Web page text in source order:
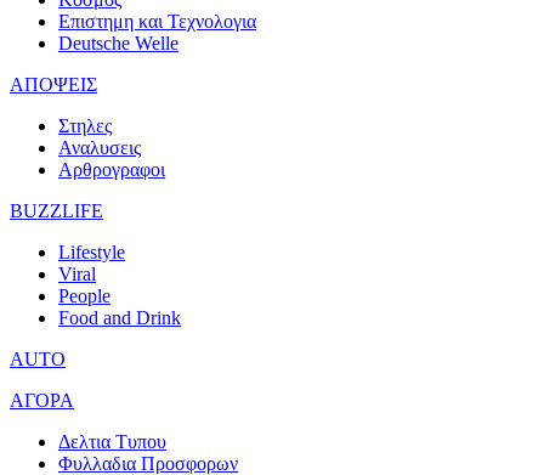
Επιστημη και Τεχνολογια
Deutsche Welle
ΑΠΟΨΕΙΣ
Στηλες
Αναλυσεις
Αρθρογραφοι
BUZZLIFE
Lifestyle
Viral
People
Food and Drink
AUTO
ΑΓΟΡΑ
Δελτια Τυπου
Φυλλαδια Προσφορων